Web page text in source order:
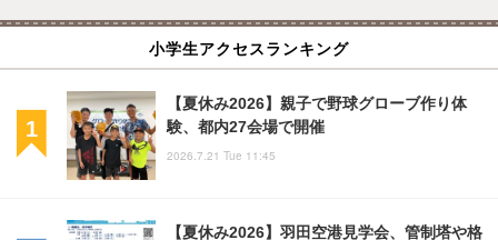
小学生アクセスランキング
【夏休み2026】親子で野球グローブ作り体
験、都内27会場で開催
2026.7.21 Tue 11:45
【夏休み2026】羽田空港見学会、管制塔や格